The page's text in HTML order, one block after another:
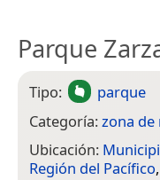
Parque
Tipo:
parque
Categoría:zona de
Ubicación:
Región del Pacífico,